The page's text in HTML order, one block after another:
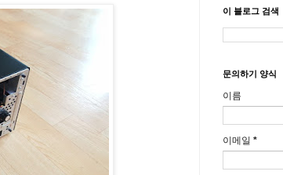
이 블로그 검색
문의하기 양식
이름
이메일 *